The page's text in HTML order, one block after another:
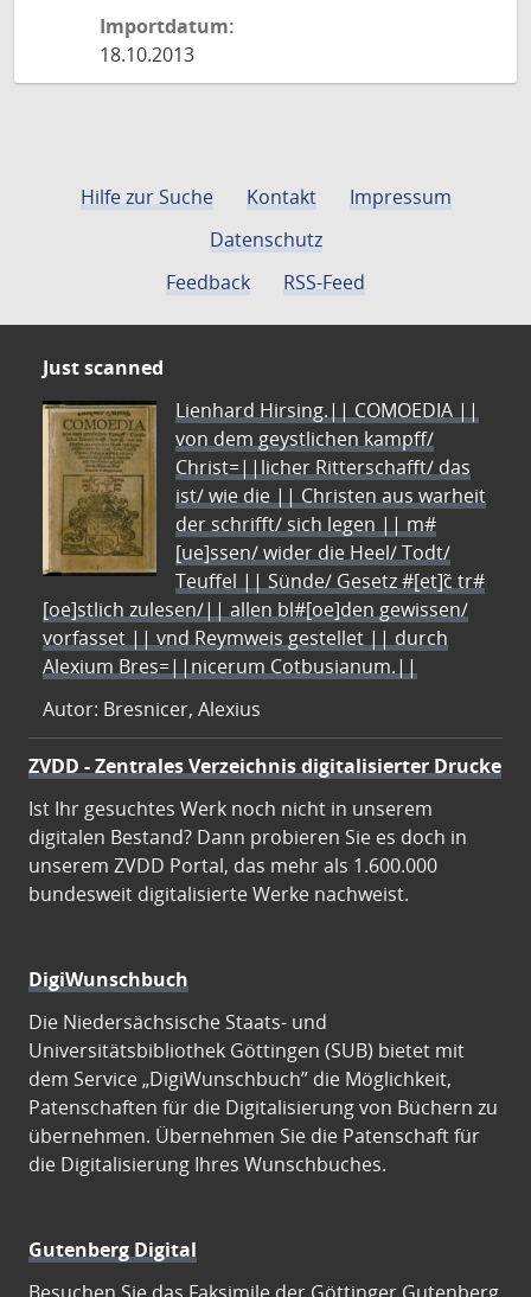
Importdatum:
18.10.2013
Hilfe zur Suche Kontakt
Impressum
Datenschutz
Feedback
RSS-Feed
Just scanned
Lienhard Hirsing.|| COMOEDIA ||
von dem geystlichen kampff/
Christ=||licher Ritterschafft/ das
ist/ wie die || Christen aus warheit
der schrifft/ sich legen || m#
[ue]ssen/ wider die Heel/ Todt/
Teuffel || Sünde/ Gesetz #[et]c̃ tr#
[oe]stlich zulesen/|| allen bl#[oe]den gewissen/
vorfasset || vnd Reymweis gestellet || durch
Alexium Bres=||nicerum Cotbusianum.||
Autor: Bresnicer, Alexius
ZVDD - Zentrales Verzeichnis digitalisierter Drucke
Ist Ihr gesuchtes Werk noch nicht in unserem
digitalen Bestand? Dann probieren Sie es doch in
unserem ZVDD Portal, das mehr als 1.600.000
bundesweit digitalisierte Werke nachweist.
DigiWunschbuch
Die Niedersächsische Staats- und
Universitätsbibliothek Göttingen (SUB) bietet mit
dem Service „DigiWunschbuch” die Möglichkeit,
Patenschaften für die Digitalisierung von Büchern zu
übernehmen. Übernehmen Sie die Patenschaft für
die Digitalisierung Ihres Wunschbuches.
Gutenberg Digital